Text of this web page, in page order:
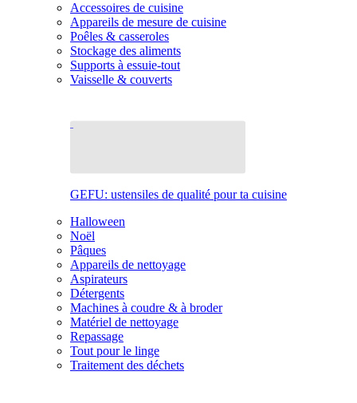
Accessoires de cuisine
Appareils de mesure de cuisine
Poêles & casseroles
Stockage des aliments
Supports à essuie-tout
Vaisselle & couverts
GEFU: ustensiles de qualité pour ta cuisine
Halloween
Noël
Pâques
Appareils de nettoyage
Aspirateurs
Détergents
Machines à coudre & à broder
Matériel de nettoyage
Repassage
Tout pour le linge
Traitement des déchets